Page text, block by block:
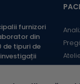
furnizori
din
de tipuri de
Locații